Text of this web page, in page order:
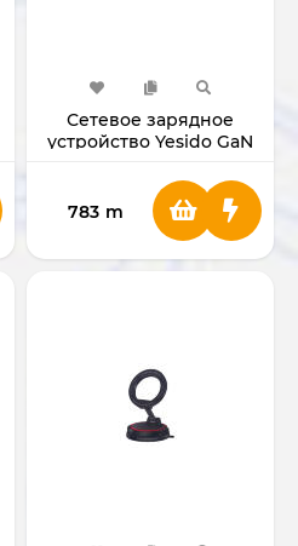
Сетевое зарядное
устройство Yesido GaN
PPS, SCP)
783 m